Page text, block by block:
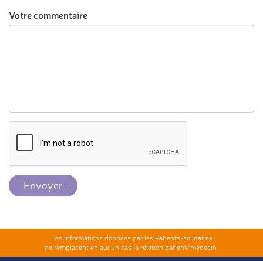
Votre commentaire
Envoyer
Les informations données par les Patients-solidaires
ne remplacent en aucun cas la relation patient/médecin.